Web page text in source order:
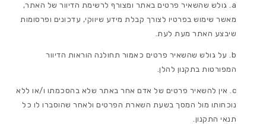
גולש שהשאיר פרטים באתר ומצורף לרשימת הדיוור של האתר,
מאשר שימוש בפרטיו לצורך קבלת מידע שיווקי, עדכונים ופרסומות
שיבצע האתר מעת לעת.
על גולש שהשאיר פרטים כאמור תחולנה הוראות הדיוור
המפורטות בתקנון להלן.
אין להשאיר פרטים של אדם אחר באתר שלא בהסכמתו ו/או ללא
נוכחותו מול המסך בשעת השארת הפרטים ולאחר שהוסברו לו כל
תנאי התקנון.